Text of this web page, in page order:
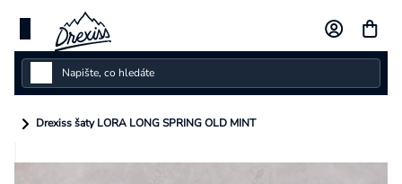
obsah
Dámské
Dětské
Drexiss šaty LORA LONG SPRING OLD MINT